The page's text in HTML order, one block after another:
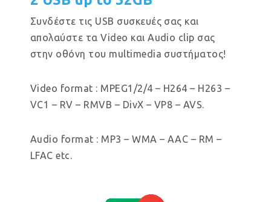
Συνδέστε τις USB συσκευές σας και
απολαύστε τα Video και Audio clip σας
στην οθόνη του multimedia συστήματος!
Video format : MPEG1/2/4 – H264 – H263 –
VC1 – RV – RMVB – DivX – VP8 – AVS.
Audio format : MP3 – WMA – AAC – RM –
LFAC etc.